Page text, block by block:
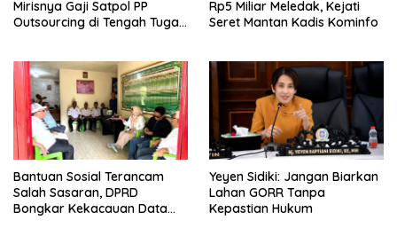
Mirisnya Gaji Satpol PP
Outsourcing di Tengah Tugas
Rp5 Miliar Meledak, Kejati
Seret Mantan Kadis Kominfo
Bantuan Sosial Terancam
Salah Sasaran, DPRD
Bongkar Kekacauan Data
Yeyen Sidiki: Jangan Biarkan
Lahan GORR Tanpa
Kepastian Hukum